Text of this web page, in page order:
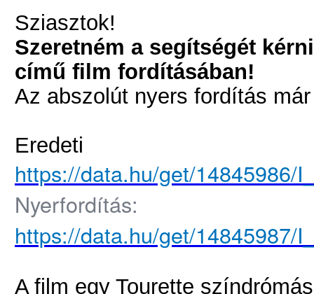
Sziasztok!
Szeretném a segítségét
című film fordításában!
Az abszolút nyers fordítás
Eredeti
https://data.hu/get/14845986/
Nyerfordítás:
https://data.hu/get/14845987/
A film egy Tourette